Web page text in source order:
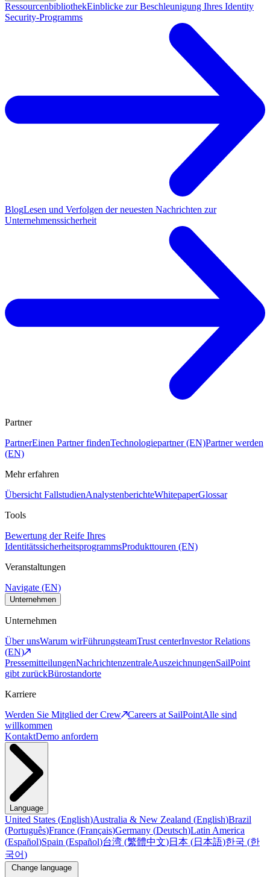
RessourcenbibliothekEinblicke zur Beschleunigung Ihres Identity
Security-Programms
BlogLesen und Verfolgen der neuesten Nachrichten zur
Unternehmenssicherheit
Partner
PartnerEinen Partner findenTechnologiepartner (EN)Partner werden
(EN)
Mehr erfahren
Übersicht FallstudienAnalystenberichteWhitepaperGlossar
Tools
Bewertung der Reife Ihres
IdentitätssicherheitsprogrammsProdukttouren (EN)
Veranstaltungen
Navigate (EN)
Unternehmen
Unternehmen
Über unsWarum wirFührungsteamTrust centerInvestor Relations
(EN)
PressemitteilungenNachrichtenzentraleAuszeichnungenSailPoint
gibt zurückBürostandorte
Karriere
Werden Sie Mitglied der Crew
Careers at SailPointAlle sind
willkommen
KontaktDemo anfordern
Language
United States (English)Australia & New Zealand (English)Brazil
(Português)France (Français)Germany (Deutsch)Latin America
(Español)Spain (Español)台湾 (繁體中文)日本 (日本語)한국 (한
국어)
Change language